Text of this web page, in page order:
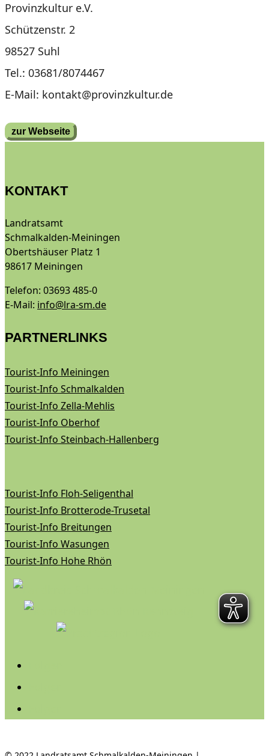
Provinzkultur e.V.
Schützenstr. 2
98527 Suhl
Tel.: 03681/8074467
E-Mail: kontakt@provinzkultur.de
zur Webseite
KONTAKT
Landratsamt
Schmalkalden-Meiningen
Obertshäuser Platz 1
98617 Meiningen
Telefon: 03693 485-0
E-Mail: info@lra-sm.de
PARTNERLINKS
Tourist-Info Meiningen
Tourist-Info Schmalkalden
Tourist-Info Zella-Mehlis
Tourist-Info Oberhof
Tourist-Info Steinbach-Hallenberg
Tourist-Info Floh-Seligenthal
Tourist-Info Brotterode-Trusetal
Tourist-Info Breitungen
Tourist-Info Wasungen
Tourist-Info Hohe Rhön